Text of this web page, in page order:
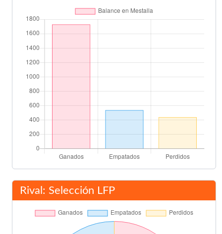
Juan Venys
Lelé Santiago
Guillermo Gorostiza 79'
Vicente Asensi
Final del partido 90'
Rival: Selección LFP